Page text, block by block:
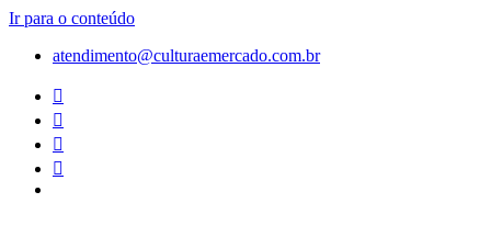
Ir para o conteúdo
atendimento@culturaemercado.com.br